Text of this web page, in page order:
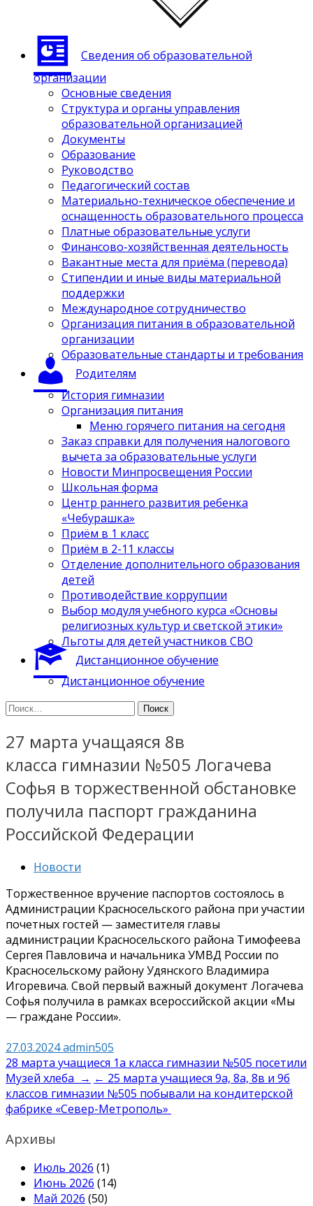
Сведения об образовательной
организации
Основные сведения
Структура и органы управления
образовательной организацией
Документы
Образование
Руководство
Педагогический состав
Материально-техническое обеспечение и
оснащенность образовательного процесса
Платные образовательные услуги
Финансово-хозяйственная деятельность
Вакантные места для приёма (перевода)
Стипендии и иные виды материальной
поддержки
Международное сотрудничество
Организация питания в образовательной
организации
Образовательные стандарты и требования
Родителям
История гимназии
Организация питания
Меню горячего питания на сегодня
Заказ справки для получения налогового
вычета за образовательные услуги
Новости Минпросвещения России
Школьная форма
Центр раннего развития ребенка
«Чебурашка»
Приём в 1 класс
Приём в 2-11 классы
Отделение дополнительного образования
детей
Противодействие коррупции
Выбор модуля учебного курса «Основы
религиозных культур и светской этики»
Льготы для детей участников СВО
Дистанционное обучение
Дистанционное обучение
Найти:
27 марта учащаяся 8в
класса гимназии №505 Логачева
Софья в торжественной обстановке
получила паспорт гражданина
Российской Федерации
Новости
Торжественное вручение паспортов состоялось в
Администрации Красносельского района при участии
почетных гостей — заместителя главы
администрации Красносельского района Тимофеева
Сергея Павловича и начальника УМВД России по
Красносельскому району Удянского Владимира
Игоревича. Свой первый важный документ Логачева
Софья получила в рамках всероссийской акции «Мы
— граждане России».
27.03.2024admin505
Навигация
по
записям
28 марта учащиеся 1а класса гимназии №505 посетили
Музей хлеба → ← 25 марта учащиеся 9а, 8а, 8в и 9б
классов гимназии №505 побывали на кондитерской
фабрике «Север-Метрополь»
Архивы
Июль 2026 (1)
Июнь 2026 (14)
Май 2026 (50)